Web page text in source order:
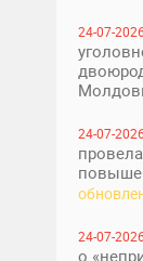
24-07-
24-07-
24-07-
о